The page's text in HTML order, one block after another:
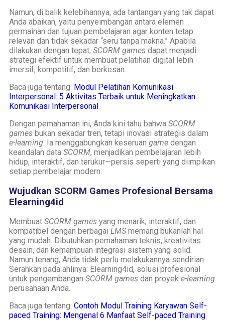
Namun, di balik kelebihannya, ada tantangan yang tak dapat
Anda abaikan, yaitu penyeimbangan antara elemen
permainan dan tujuan pembelajaran agar konten tetap
relevan dan tidak sekadar “seru tanpa makna.” Apabila
dilakukan dengan tepat, SCORM games dapat menjadi
strategi efektif untuk membuat pelatihan digital lebih
imersif, kompetitif, dan berkesan.
Baca juga tentang: Modul Pelatihan Komunikasi
Interpersonal: 5 Aktivitas Terbaik untuk Meningkatkan
Komunikasi Interpersonal
Dengan pemahaman ini, Anda kini tahu bahwa SCORM
games bukan sekadar tren, tetapi inovasi strategis dalam
e-learning. Ia menggabungkan keseruan game dengan
keandalan data SCORM, menjadikan pembelajaran lebih
hidup, interaktif, dan terukur—persis seperti yang diimpikan
setiap pembelajar modern.
Wujudkan SCORM Games Profesional Bersama
Elearning4id
Membuat SCORM games yang menarik, interaktif, dan
kompatibel dengan berbagai LMS memang bukanlah hal
yang mudah. Dibutuhkan pemahaman teknis, kreativitas
desain, dan kemampuan integrasi sistem yang solid.
Namun tenang, Anda tidak perlu melakukannya sendirian.
Serahkan pada ahlinya: Elearning4id, solusi profesional
untuk pengembangan SCORM games dan proyek e-learning
perusahaan Anda.
Baca juga tentang: Contoh Modul Training Karyawan Self-
paced Training: Mengenal 6 Manfaat Self-paced Training